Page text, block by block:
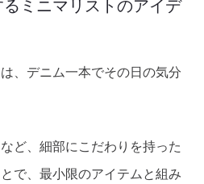
ミニマリストのアイデ
は、デニム一本でその日の気分
ど、細部にこだわりを持った
で、最小限のアイテムと組み